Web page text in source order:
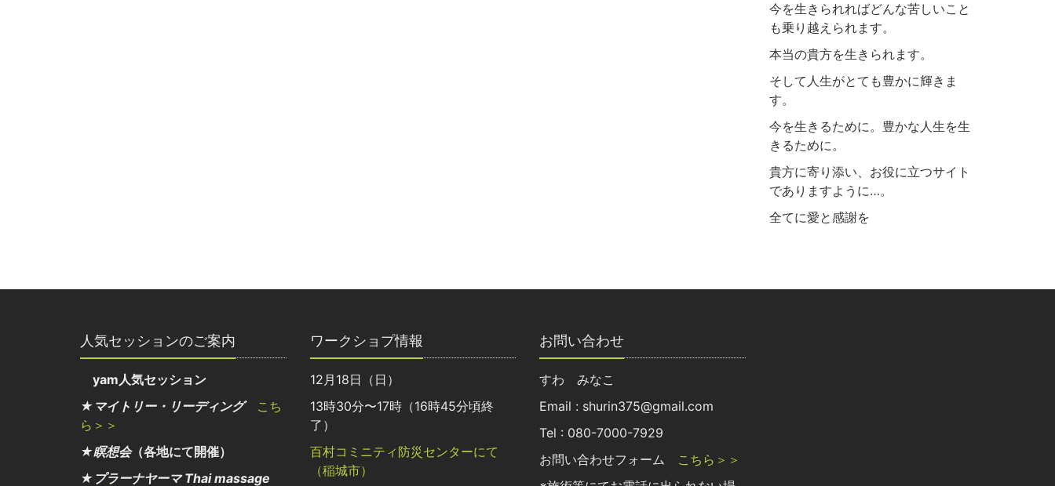
今を生きられればどんな苦しいこと
も乗り越えられます。
本当の貴方を生きられます。
そして人生がとても豊かに輝きま
す。
今を生きるために。豊かな人生を生
きるために。
貴方に寄り添い、お役に立つサイト
でありますように…。
全てに愛と感謝を
人気セッションのご案内
yam人気セッション
★マイトリー・リーディング
こち
ら＞＞
★瞑想会（各地にて開催）
★プラーナヤーマ Thai massage
ワークショプ情報
12月18日（日）
13時30分〜17時（16時45分頃終
了）
百村コミニティ防災センターにて
（稲城市）
お問い合わせ
すわ みなこ
Email : shurin375@gmail.com
Tel : 080-7000-7929
お問い合わせフォーム こちら＞＞